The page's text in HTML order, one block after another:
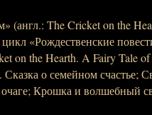
(англ.: The Cricket on the
«Рождественские
on the Hearth. A Fairy Tale
Сказка о семейном счастье;
Крошка и волшебный